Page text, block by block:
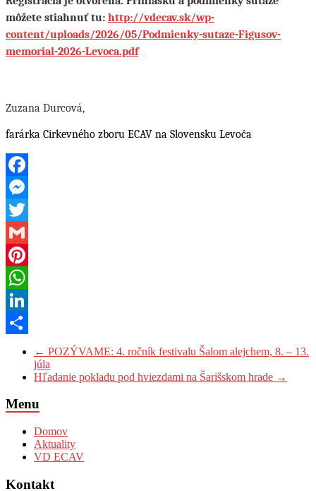
môžete stiahnuť tu: http://vdecav.sk/wp-
content/uploads/2026/05/Podmienky-sutaze-Figusov-
memorial-2026-Levoca.pdf
Zuzana Durcová,
farárka Cirkevného zboru ECAV na Slovensku Levoča
Facebook
Messenger
Twitter
Gmail
Pinterest
WhatsApp
LinkedIn
← POZÝVAME: 4. ročník festivalu Šalom alejchem, 8. – 13.
júla
Hľadanie pokladu pod hviezdami na Šarišskom hrade →
Menu
Domov
Aktuality
VD ECAV
Kontakt